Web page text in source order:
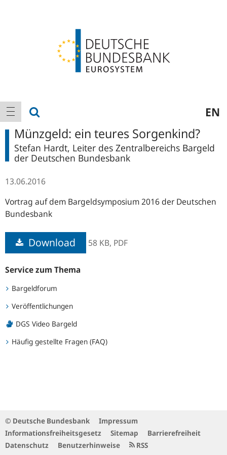
Hauptnavigation
Navigation anzeigen EN
Service zum Thema
Bargeldforum
Veröffentlichungen
DGS Video Bargeld
Häufig gestellte Fragen (FAQ)
Münzgeld: ein teures Sorgenkind?
Stefan Hardt, Leiter des Zentralbereichs Bargeld
der Deutschen Bundesbank
13.06.2016
Vortrag auf dem Bargeldsymposium 2016 der Deutschen
Bundesbank
Download 58 KB, PDF
© Deutsche Bundesbank
Impressum
Informationsfreiheitsgesetz
Sitemap
Barrierefreiheit
Datenschutz
Benutzerhinweise RSS